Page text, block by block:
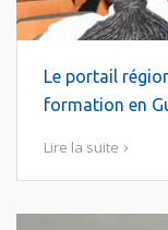
Le portail
formation en
Lire la suite